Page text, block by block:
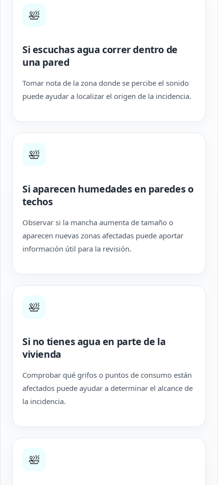
🛀
Si escuchas agua correr dentro de
una pared
Tomar nota de la zona donde se percibe el sonido
puede ayudar a localizar el origen de la incidencia.
🛀
Si aparecen humedades en paredes o
techos
Observar si la mancha aumenta de tamaño o
aparecen nuevas zonas afectadas puede aportar
información útil para la revisión.
🛀
Si no tienes agua en parte de la
vivienda
Comprobar qué grifos o puntos de consumo están
afectados puede ayudar a determinar el alcance de
la incidencia.
🛀